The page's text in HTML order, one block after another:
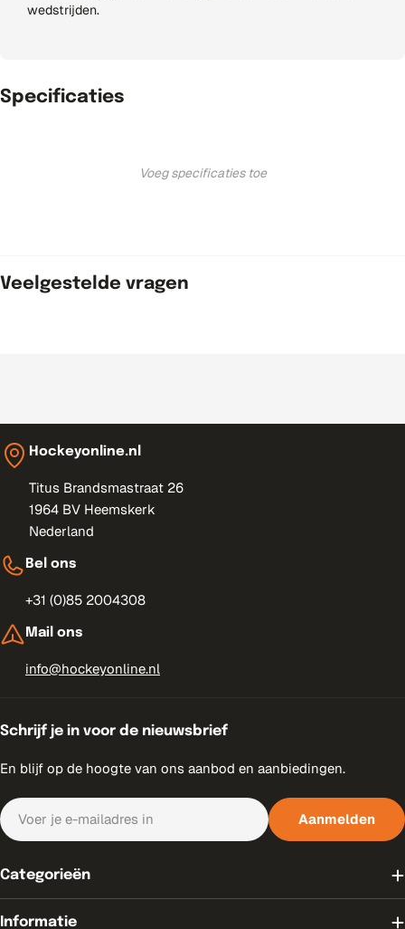
wedstrijden.
Specificaties
Voeg specificaties toe
Veelgestelde vragen
Hockeyonline.nl
Titus Brandsmastraat 26
1964 BV Heemskerk
Nederland
Bel ons
+31 (0)85 2004308
Mail ons
info@hockeyonline.nl
Schrijf je in voor de nieuwsbrief
En blijf op de hoogte van ons aanbod en aanbiedingen.
E-
mail
Aanmelden
Categorieën
Informatie